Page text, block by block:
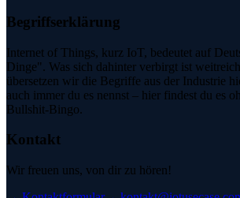
Begriffserklärung
Internet of Things, kurz IoT, bedeutet auf
Dinge". Was sich dahinter verbirgt ist
übersetzen wir die Begriffe aus der Industrie
auch immer du es nennst – hier findest du es
Bullshit-Bingo.
Kontakt
Wir freuen uns, von dir zu hören!